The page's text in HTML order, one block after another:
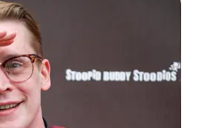
provocan emergencias